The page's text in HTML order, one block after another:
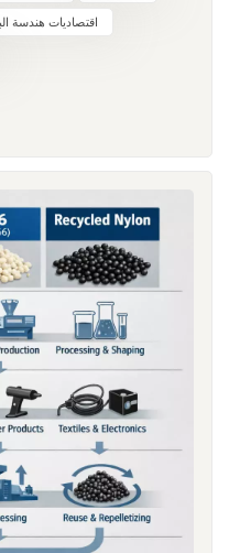
القالب.تصبح المقارنة
تدويره في عملية اختيار
وإعادة التركيب والتثبيت،
كمادة خام للبلاستيك
بتقلبات أسواق المواد الخام
بشأن استقرار الخصائص
الدقيق.تُظهر تجارب العديد
وحده نادرًا ما يُحدد النتيجة
البداية المادة الأكثر
المكون فقد تدريجياً
اضطر المهندسون إلى زيادة
التعديل إلى زيادة إجمالي
هيكل قالب الحقن. ونتيجة
اقتصاديات هندسة